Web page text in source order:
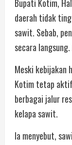
Bupati Kotim,
daerah tidak
sawit. Sebab,
secara
Meski kebijakan
Kotim tetap
berbagai jalur
kelapa sawit.
Ia menyebut,